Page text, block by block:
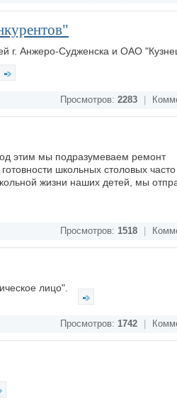
г. Анжеро-Судженска и ОАО
Просмотров: 2283
этим мы подразумеваем ремонт
школьных столовых
жизни наших детей, мы
Просмотров: 1518
лицо".
Просмотров: 1742